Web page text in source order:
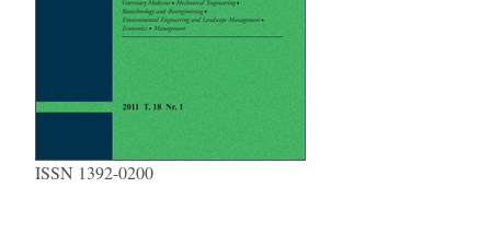
ISSN 1392-0200